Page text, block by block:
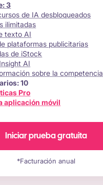
3
de IA desbloqueados
ilimitadas
texto AI
plataformas publicitarias
de iStock
AI
sobre la competencia
10
Pro
aplicación móvil
Iniciar prueba gratuita
*Facturación anual